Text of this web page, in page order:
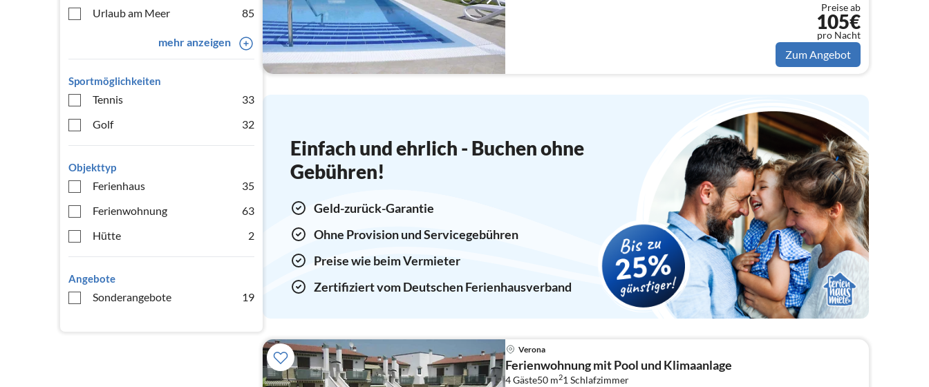
Urlaub am Meer
85
mehr anzeigen
Sportmöglichkeiten
Tennis
33
Golf
32
Objekttyp
Ferienhaus
35
Ferienwohnung
63
Hütte
2
Angebote
Sonderangebote 19
Preise ab
105€
pro Nacht
Zum Angebot
Einfach und ehrlich - Buchen ohne
Gebühren!
Geld-zurück-Garantie
Ohne Provision und Servicegebühren
Preise wie beim Vermieter
Zertifiziert vom Deutschen Ferienhausverband
Verona
Ferienwohnung mit Pool und Klimaanlage
4 Gäste50 m21Schlafzimmer